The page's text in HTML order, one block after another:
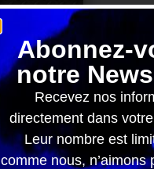
Abonnez-
notre
Recevez nos
directement dans
Leur nombre est
comme nous, n’aimons